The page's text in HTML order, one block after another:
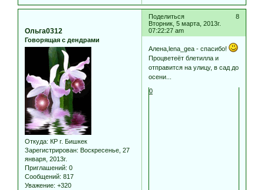
Поделиться
8
Вторник, 5 марта, 2013г.
07:22:27 am
Ольга0312
Говорящая с дендрами
Откуда: КР г. Бишкек
Зарегистрирован: Воскресенье, 27
января, 2013г.
Приглашений: 0
Сообщений: 817
Уважение: +320
Алена,lena_gea - спасибо!
Процветеёт блетилла и
отправится на улицу, в сад до
осени...
0